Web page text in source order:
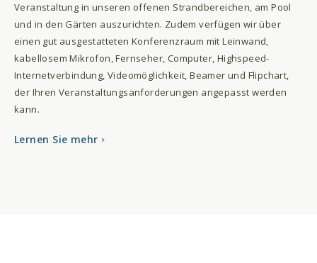
Veranstaltung in unseren offenen Strandbereichen, am Pool
und in den Gärten auszurichten. Zudem verfügen wir über
einen gut ausgestatteten Konferenzraum mit Leinwand,
kabellosem Mikrofon, Fernseher, Computer, Highspeed-
Internetverbindung, Videomöglichkeit, Beamer und Flipchart,
der Ihren Veranstaltungsanforderungen angepasst werden
kann.
Lernen Sie mehr